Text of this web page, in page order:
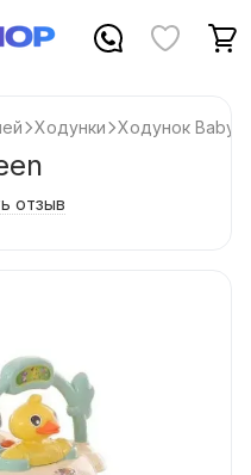
Ходунки Ходунок Baby
отзыв